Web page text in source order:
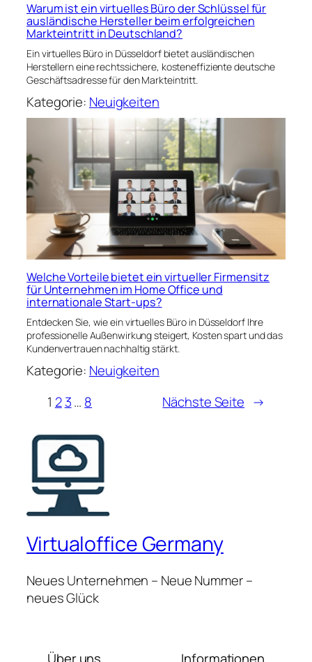
Warum ist ein virtuelles Büro der Schlüssel für
ausländische Hersteller beim erfolgreichen
Markteintritt in Deutschland?
Ein virtuelles Büro in Düsseldorf bietet ausländischen
Herstellern eine rechtssichere, kosteneffiziente deutsche
Geschäftsadresse für den Markteintritt.
Kategorie: Neuigkeiten
Welche Vorteile bietet ein virtueller Firmensitz
für Unternehmen im Home Office und
internationale Start-ups?
Entdecken Sie, wie ein virtuelles Büro in Düsseldorf Ihre
professionelle Außenwirkung steigert, Kosten spart und das
Kundenvertrauen nachhaltig stärkt.
Kategorie: Neuigkeiten
1 2 3… 8 Nächste Seite →
Virtualoffice Germany
Neues Unternehmen – Neue Nummer –
neues Glück